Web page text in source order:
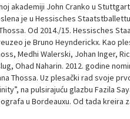
akademiji John Cranko u
je u Hessisches
Od 2014./15. Hessisches
je Bruno Heynderickx. Kao
Medhi Walerski, Johan Inger,
Ohad Naharin. 2012. godine
Thossa. Uz plesački rad svoje
na pulsirajuću glazbu Fazila
u Bordeauxu. Od tada kreira